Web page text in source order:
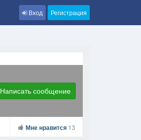
Вход Регистрация
Написать сообщение
Мне нравится 13